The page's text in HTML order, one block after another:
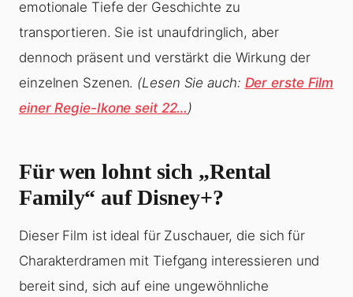
emotionale Tiefe der Geschichte zu
transportieren. Sie ist unaufdringlich, aber
dennoch präsent und verstärkt die Wirkung der
einzelnen Szenen. (Lesen Sie auch: Der erste Film
einer Regie-Ikone seit 22…)
Für wen lohnt sich „Rental
Family“ auf Disney+?
Dieser Film ist ideal für Zuschauer, die sich für
Charakterdramen mit Tiefgang interessieren und
bereit sind, sich auf eine ungewöhnliche